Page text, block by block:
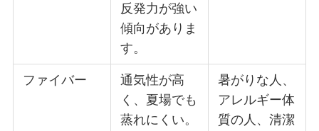
反発力が強い
傾向がありま
す。
ファイバー
通気性が高
く、夏場でも
蒸れにくい。
暑がりな人、
アレルギー体
質の人、清潔